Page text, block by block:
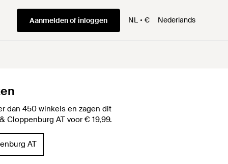
Aanmelden of inloggen NL € Nederlands
dan 450 winkels en zagen dit
Cloppenburg AT voor € 19,99.
AT